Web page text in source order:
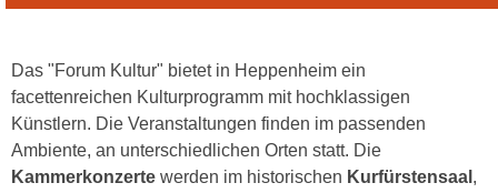
Das "Forum Kultur" bietet in Heppenheim ein
facettenreichen Kulturprogramm mit hochklassigen
Künstlern. Die Veranstaltungen finden im passenden
Ambiente, an unterschiedlichen Orten statt. Die
Kammerkonzerte werden im historischen Kurfürstensaal ,